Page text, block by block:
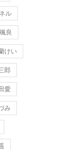
ル
良
けい
郎
愛
み